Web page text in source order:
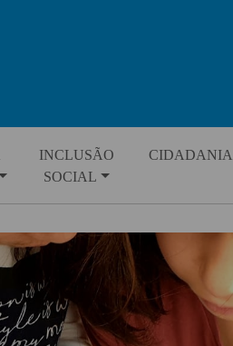
INCLUSÃO
SOCIAL
CIDADANIA